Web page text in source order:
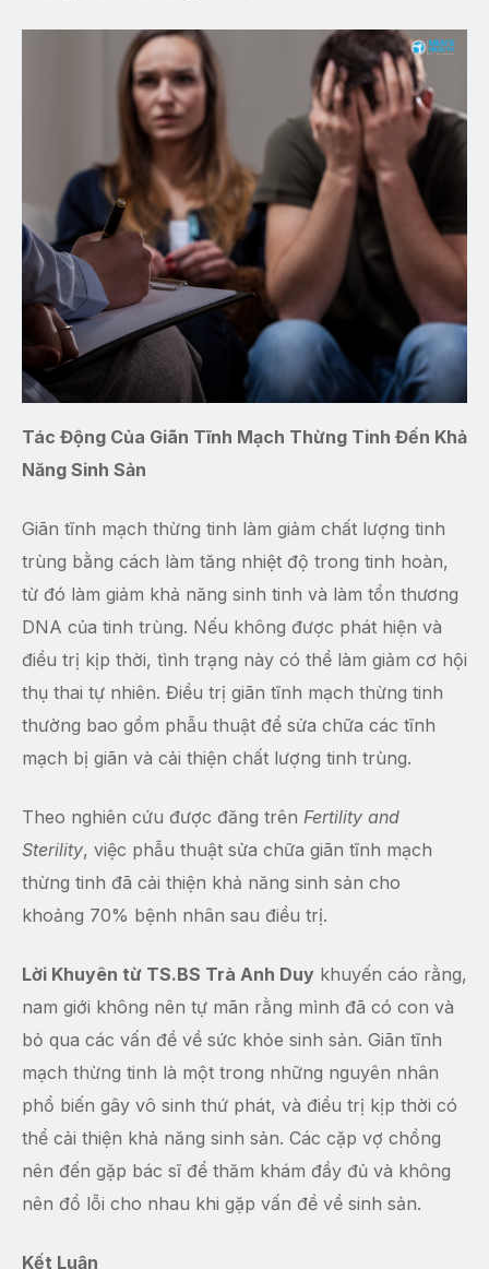
Tác Động Của Giãn Tĩnh Mạch Thừng Tinh Đến Khả
Năng Sinh Sản
Giãn tĩnh mạch thừng tinh làm giảm chất lượng tinh
trùng bằng cách làm tăng nhiệt độ trong tinh hoàn,
từ đó làm giảm khả năng sinh tinh và làm tổn thương
DNA của tinh trùng. Nếu không được phát hiện và
điều trị kịp thời, tình trạng này có thể làm giảm cơ hội
thụ thai tự nhiên. Điều trị giãn tĩnh mạch thừng tinh
thường bao gồm phẫu thuật để sửa chữa các tĩnh
mạch bị giãn và cải thiện chất lượng tinh trùng.
Theo nghiên cứu được đăng trên Fertility and
Sterility, việc phẫu thuật sửa chữa giãn tĩnh mạch
thừng tinh đã cải thiện khả năng sinh sản cho
khoảng 70% bệnh nhân sau điều trị.
Lời Khuyên từ TS.BS Trà Anh Duy khuyến cáo rằng,
nam giới không nên tự mãn rằng mình đã có con và
bỏ qua các vấn đề về sức khỏe sinh sản. Giãn tĩnh
mạch thừng tinh là một trong những nguyên nhân
phổ biến gây vô sinh thứ phát, và điều trị kịp thời có
thể cải thiện khả năng sinh sản. Các cặp vợ chồng
nên đến gặp bác sĩ để thăm khám đầy đủ và không
nên đổ lỗi cho nhau khi gặp vấn đề về sinh sản.
Kết Luận